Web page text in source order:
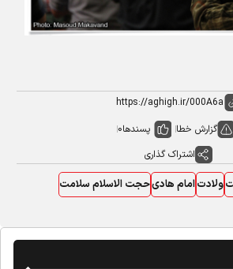
گزارش خطا پسندها0
اشتراک گذاری
ولادتامام هادیحجت الاسلام سلامت